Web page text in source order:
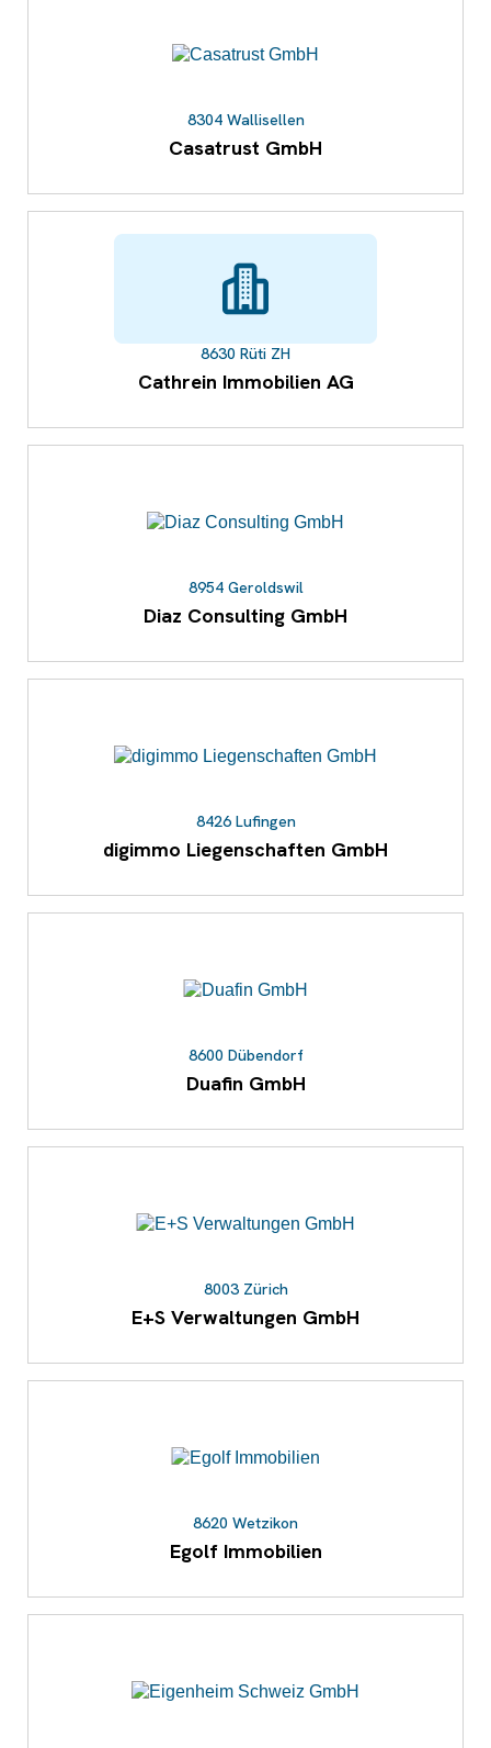
8304 Wallisellen
Casatrust GmbH
8630 Rüti ZH
Cathrein Immobilien AG
8954 Geroldswil
Diaz Consulting GmbH
8426 Lufingen
digimmo Liegenschaften GmbH
8600 Dübendorf
Duafin GmbH
8003 Zürich
E+S Verwaltungen GmbH
8620 Wetzikon
Egolf Immobilien